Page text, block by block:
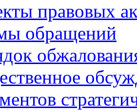
правовых
обращений